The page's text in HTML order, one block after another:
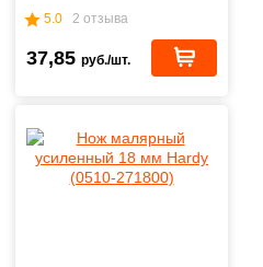
5.0 2 отзыва
37,85 руб./шт.